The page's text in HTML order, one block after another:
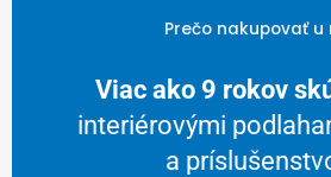
Prečo nakupovať u
Viac ako 9 rokov
interiérovými
a